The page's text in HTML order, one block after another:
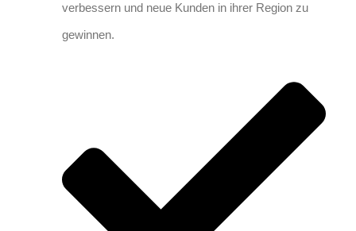
verbessern und neue Kunden in ihrer Region zu
gewinnen.